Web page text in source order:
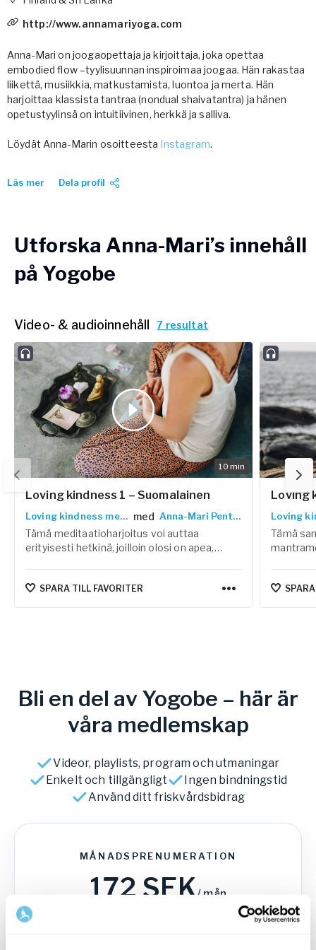
Så stöttar Yogobe patienter, förskrivare och sjukvården
Fysisk aktivitet på recept
Företag
Stöd till arbetsgivare, försäkringsbolag & organisationer
Pausa Smart
http://www.annamariyoga.com
Anna-Mari on joogaopettaja ja kirjoittaja, joka opettaa
embodied flow –tyylisuunnan inspiroimaa joogaa. Hän rakastaa
liikettä, musiikkia, matkustamista, luontoa ja merta. Hän
harjoittaa klassista tantraa (nondual shaivatantra) ja hänen
opetustyylinsä on intuitiivinen, herkkä ja salliva.
Löydät Anna-Marin osoitteesta Instagram.
Läs mer Dela profil
Utforska Anna-Mari’s innehåll
på Yogobe
Video- & audioinnehåll 7 resultat
10 min
Loving kindness 1 – Suomalainen
Loving kindness meditation med Anna-Mari Pentikäinen
Tämä meditaatioharjoitus voi auttaa
erityisesti hetkinä, joilloin olosi on apea,
SPARA TILL FAVORITER
Loving
Tämä
Bli en del av Yogobe – här är
våra medlemskap
Videor, playlists, program och utmaningar
Enkelt och tillgängligt
Ingen bindningstid
Använd ditt friskvårdsbidrag
MÅNADSPRENUMERATION
172 SEK/ mån